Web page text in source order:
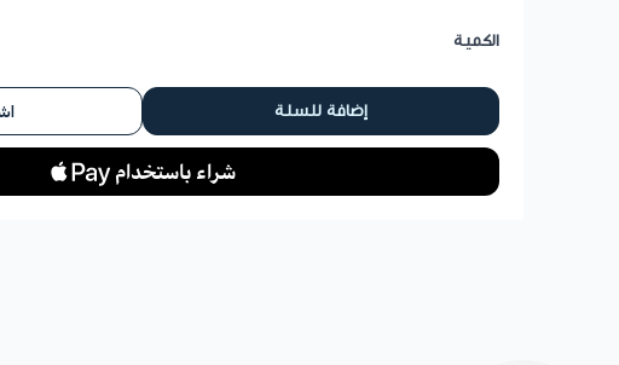
الكمية
إضافة للسلة